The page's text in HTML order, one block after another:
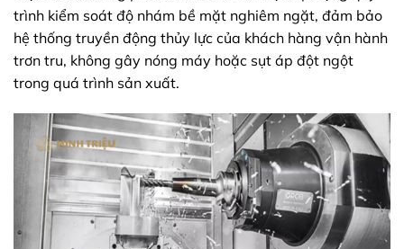
trình kiểm soát độ nhám bề mặt nghiêm ngặt, đảm bảo
hệ thống truyền động thủy lực của khách hàng vận hành
trơn tru, không gây nóng máy hoặc sụt áp đột ngột
trong quá trình sản xuất.